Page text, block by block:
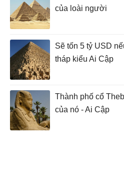
của loài người
Sẽ tốn 5 tỷ USD
tháp kiểu Ai Cập
Thành phố cổ
của nó - Ai Cập